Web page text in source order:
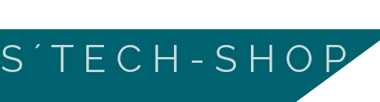
´ T E C H - S H O P